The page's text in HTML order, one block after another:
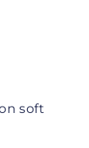
soft